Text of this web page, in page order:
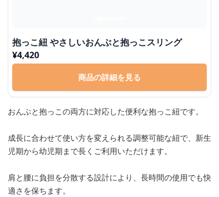
抱っこ紐 やさしいおんぶと抱っこスリング
¥4,420
商品の詳細を見る
おんぶと抱っこの両方に対応した便利な抱っこ紐です。
成長に合わせて使い方を変えられる調整可能な紐で、新生
児期から幼児期まで長くご利用いただけます。
肩と腰に負担を分散する設計により、長時間の使用でも快
適さを保ちます。